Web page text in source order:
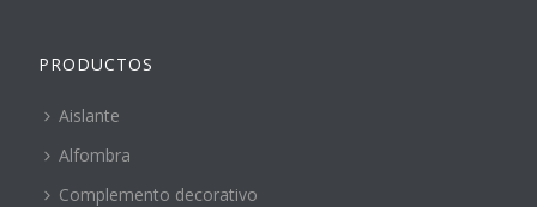
PRODUCTOS
Aislante
Alfombra
Complemento decorativo